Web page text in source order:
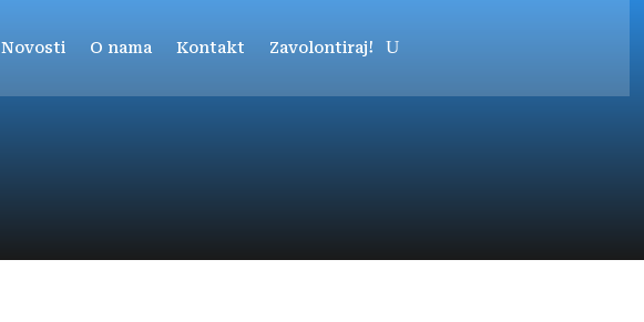
Novosti O nama Kontakt Zavolontiraj!